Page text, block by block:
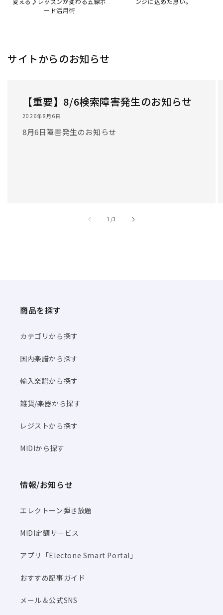
商品を探す
カテゴリから探す
国内楽譜から探す
輸入楽譜から探す
雑貨/楽器から探す
レジストから探す
MIDIから探す
情報/お知らせ
エレクトーン弾き放題
MIDI定額サービス
アプリ「Electone Smart Portal」
おすすめ記事ガイド
メール＆公式SNS